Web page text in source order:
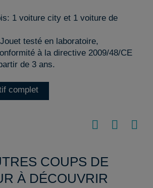
1 voiture city et 1 voiture de
Jouet testé en laboratoire,
à la directive 2009/48/CE
de 3 ans.
complet
COUPS DE
À DÉCOUVRIR